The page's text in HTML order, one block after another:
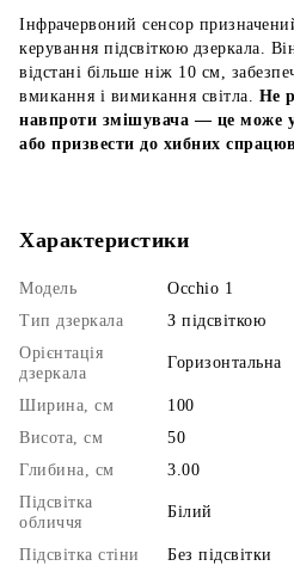
Інфрачервоний сенсор
керування підсвіткою дзеркала.
відстані більше ніж 10 см,
вмикання і вимикання світла. Не
навпроти змішувача — це може
або призвести до хибних
Характеристики
Модель
Occhio 1
Тип дзеркала
З підсвіткою
Орієнтація
дзеркала
Горизонтальна
Ширина, см
100
Висота, см
50
Глибина, см
3.00
Підсвітка
обличчя
Білий
Підсвітка стіни
Без підсвітки